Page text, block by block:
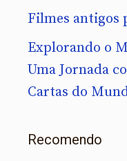
Filmes antigos
Explorando o
Uma Jornada
Cartas do
Recomendo